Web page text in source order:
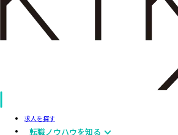
求人を探す
転職ノウハウを知る